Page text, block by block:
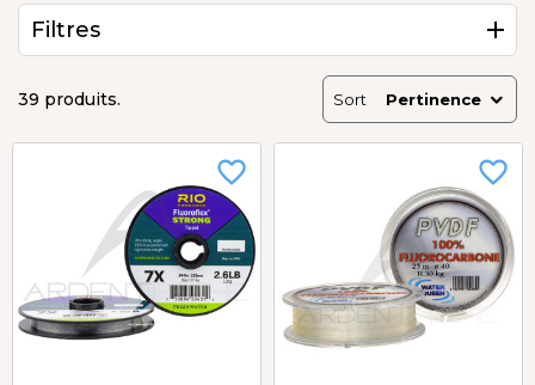
Filtres
Sort Pertinence
39 produits.
favorite_border favorite_border